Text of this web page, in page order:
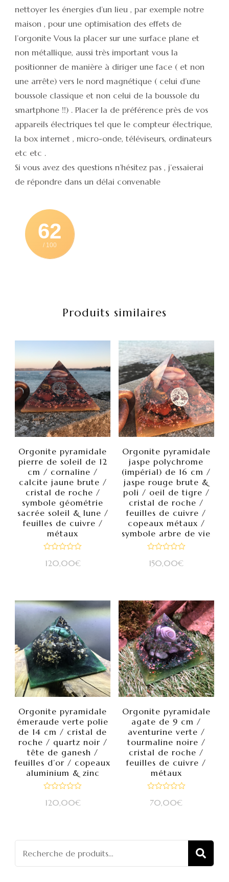
nettoyer les énergies d’un lieu , par exemple notre
maison , pour une optimisation des effets de
l’orgonite Vous la placer sur une surface plane et
non métallique, aussi très important vous la
positionner de manière à diriger une face ( et non
une arrête) vers le nord magnétique ( celui d’une
boussole classique et non celui de la boussole du
smartphone !!) . Placer la de préférence près de vos
appareils électriques tel que le compteur électrique,
la box internet , micro-onde, téléviseurs, ordinateurs
etc etc .
Si vous avez des questions n’hésitez pas , j’essaierai
de répondre dans un délai convenable
62
/ 100
Produits similaires
Orgonite pyramidale
pierre de soleil de 12
cm / cornaline /
calcite jaune brute /
cristal de roche /
symbole géométrie
sacrée soleil & lune /
feuilles de cuivre /
métaux
120,00€
Orgonite pyramidale
jaspe polychrome
(impérial) de 16 cm /
jaspe rouge brute &
poli / oeil de tigre /
cristal de roche /
feuilles de cuivre /
copeaux métaux /
symbole arbre de vie
150,00€
Orgonite pyramidale
émeraude verte polie
de 14 cm / cristal de
roche / quartz noir /
tête de ganesh /
feuilles d’or / copeaux
aluminium & zinc
120,00€
Orgonite pyramidale
agate de 9 cm /
aventurine verte /
tourmaline noire /
cristal de roche /
feuilles de cuivre /
métaux
070,00€
pour :